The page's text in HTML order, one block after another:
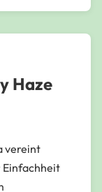
Haze
vereint
Einfachheit